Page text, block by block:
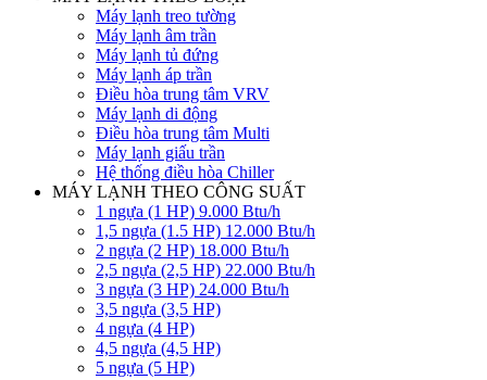
Máy lạnh treo tường
Máy lạnh âm trần
Máy lạnh tủ đứng
Máy lạnh áp trần
Điều hòa trung tâm VRV
Máy lạnh di động
Điều hòa trung tâm Multi
Máy lạnh giấu trần
Hệ thống điều hòa Chiller
MÁY LẠNH THEO CÔNG SUẤT
1 ngựa (1 HP) 9.000 Btu/h
1,5 ngựa (1.5 HP) 12.000 Btu/h
2 ngựa (2 HP) 18.000 Btu/h
2,5 ngựa (2,5 HP) 22.000 Btu/h
3 ngựa (3 HP) 24.000 Btu/h
3,5 ngựa (3,5 HP)
4 ngựa (4 HP)
4,5 ngựa (4,5 HP)
5 ngựa (5 HP)